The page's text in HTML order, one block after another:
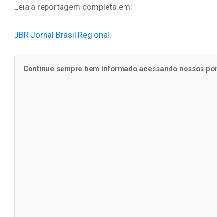
Leia a reportagem completa em:
JBR Jornal Brasil Regional
Continue sempre bem informado acessando nossos